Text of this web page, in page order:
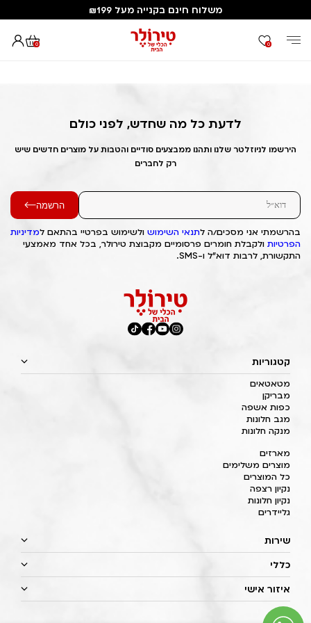
משלוח חינם בקנייה מעל ₪199
0 0
דף הבית Out of Stock Alert 2025/09/27 1758954427
לדעת כל מה שחדש, לפני כולם
הירשמו לניוזלטר שלנו ותהנו ממבצעים סודיים והטבות על מוצרים חדשים שיש
רק לחברים
הרשמה
בהרשמתי אני מסכים/ה לתנאי השימוש ולשימוש בפרטיי בהתאם למדיניות
הפרטיות ולקבלת חומרים פרסומיים מקבוצת טירולר, בכל אחד מאמצעי
התקשורת, לרבות דוא"ל ו-SMS.
קטגוריות
מטאטאים
מבריקן
כפות אשפה
מגב חלונות
מנקה חלונות
מארזים
מוצרים משלימים
כל המוצרים
נקיון רצפה
נקיון חלונות
גליידרים
שירות
כללי
איזור אישי